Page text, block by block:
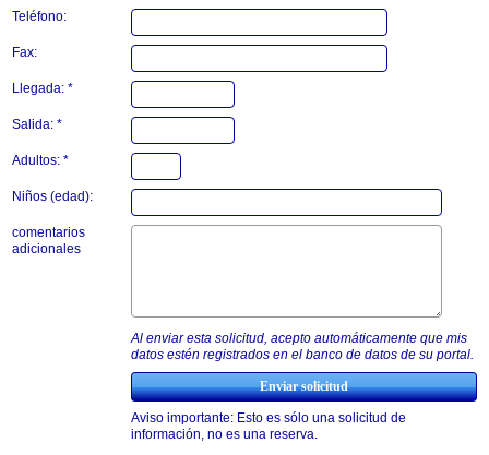
Teléfono:
Fax:
Llegada: *
Salida: *
Adultos: *
Niños (edad):
comentarios
adicionales
Al enviar esta solicitud, acepto automáticamente que mis
datos estén registrados en el banco de datos de su portal.
Aviso importante: Esto es sólo una solicitud de
información, no es una reserva.